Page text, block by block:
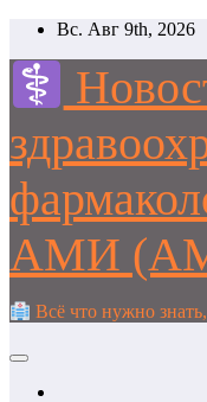
Перейти
содержимому
Вс. Авг 9th, 2026
АМИ
Всё что нужно